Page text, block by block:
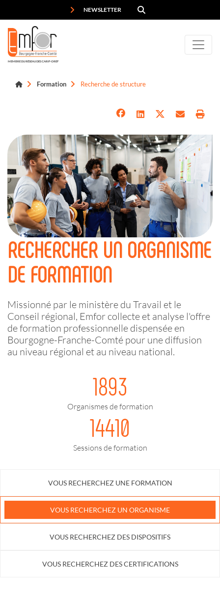
NEWSLETTER
MEMBRE DU RÉSEAU DES CARIF-OREF
Formation Recherche de structure
RECHERCHER UN ORGANISME
DE FORMATION
Missionné par le ministère du Travail et le
Conseil régional, Emfor collecte et analyse l'offre
de formation professionnelle dispensée en
Bourgogne-Franche-Comté pour une diffusion
au niveau régional et au niveau national.
1893
Organismes de formation
14410
Sessions de formation
VOUS RECHERCHEZ UNE FORMATION
VOUS RECHERCHEZ UN ORGANISME
VOUS RECHERCHEZ DES DISPOSITIFS
VOUS RECHERCHEZ DES CERTIFICATIONS
Panneau de gestion des cookies